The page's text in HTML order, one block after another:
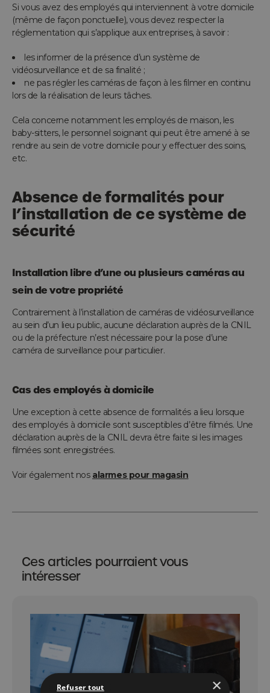
Si vous avez des employés qui interviennent à votre domicile
(même de façon ponctuelle), vous devez respecter la
réglementation qui s’applique aux entreprises, à savoir :
les informer de la présence d’un système de
vidéosurveillance et de sa finalité ;
ne pas régler les caméras de façon à les filmer en continu
lors de la réalisation de leurs tâches.
Cela concerne notamment les employés de maison, les
baby-sitters, le personnel soignant qui peut être amené à se
rendre au sein de votre domicile pour y effectuer des soins,
etc.
Absence de formalités pour
l’installation de ce système de
sécurité
Installation libre d’une ou plusieurs caméras au
sein de votre propriété
Contrairement à l’installation de caméras de vidéosurveillance
au sein d’un lieu public, aucune déclaration auprès de la CNIL
ou de la préfecture n’est nécessaire pour la pose d’une
caméra de surveillance pour particulier.
Cas des employés à domicile
Une exception à cette absence de formalités a lieu lorsque
des employés à domicile sont susceptibles d’être filmés. Une
déclaration auprès de la CNIL devra être faite si les images
filmées sont enregistrées.
Voir également nos alarmes pour magasin
Ces articles pourraient vous
intéresser
×
Refuser tout